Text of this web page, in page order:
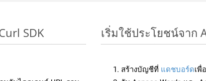
SDK เริ่มใช้ประโยชน์จาก
สร้างบัญชีที่ แดชบอร์ดเพื่